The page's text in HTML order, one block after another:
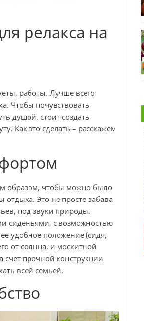
релакса на
работы. Лучше всего
Чтобы почувствовать
душой, стоит создать
Как это сделать – расскажем
образом, чтобы можно было
Это не просто забава
под звуки природы.
сиденьями, с возможностью
удобное положение (сидя,
от солнца, и москитной
счет прочной конструкции
всей семьей.